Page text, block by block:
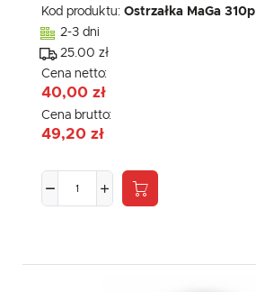
Kod produktu: Ostrzałka MaGa 310p
2-3 dni
25.00 zł
Cena netto:
40,00 zł
Cena brutto:
49,20 zł